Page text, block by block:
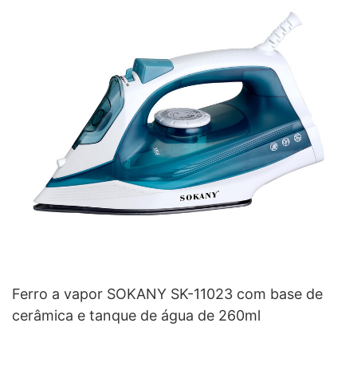
Ferro a vapor SOKANY SK-11023 com base de
cerâmica e tanque de água de 260ml